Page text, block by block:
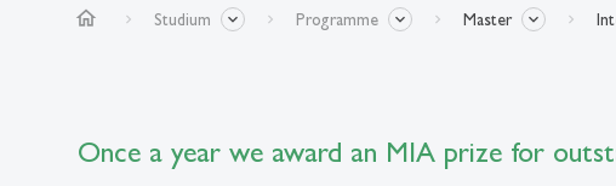
home Studium Programme Master
Once a year we award an MIA prize for